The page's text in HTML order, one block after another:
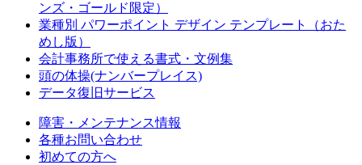
ンズ・ゴールド限定）
業種別 パワーポイント デザイン テンプレート（おた
めし版）
会計事務所で使える書式・文例集
頭の体操(ナンバープレイス)
データ復旧サービス
障害・メンテナンス情報
各種お問い合わせ
初めての方へ